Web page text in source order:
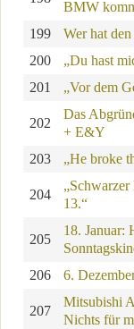
BMW
199 Wer hat
200
„Du hast
201
„Vor dem
202
Das
+ E&Y
203 „He broke
204
13.“
205
18. Januar:
206 6.
207
Mitsubishi
Nichts für